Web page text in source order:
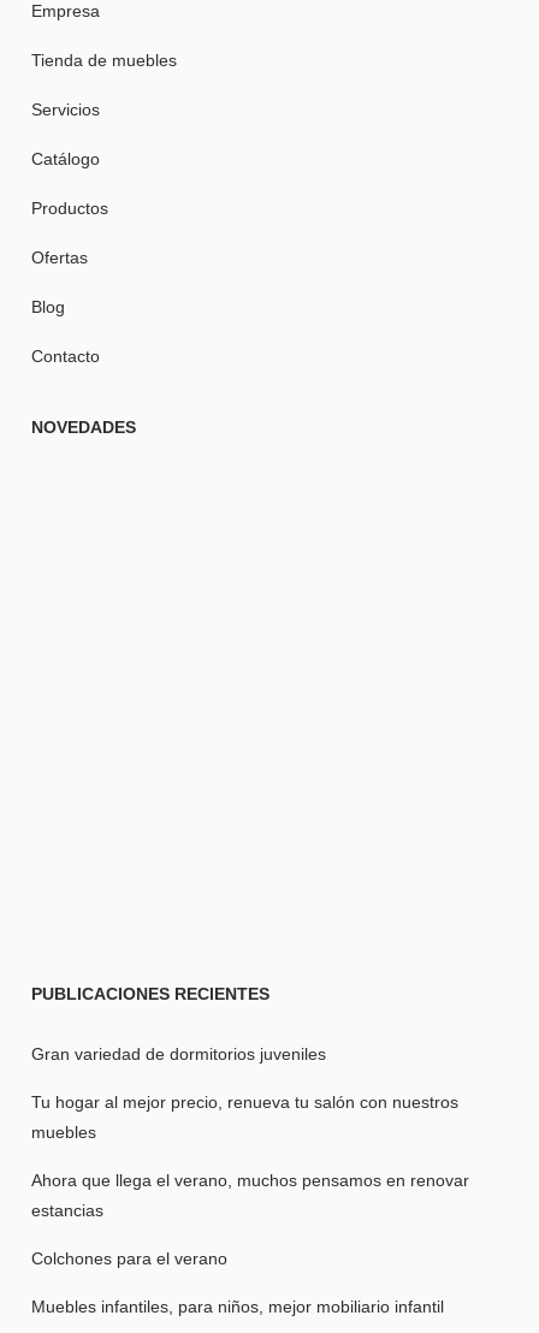
Empresa
Tienda de muebles
Servicios
Catálogo
Productos
Ofertas
Blog
Contacto
NOVEDADES
PUBLICACIONES RECIENTES
Gran variedad de dormitorios juveniles
Tu hogar al mejor precio, renueva tu salón con nuestros
muebles
Ahora que llega el verano, muchos pensamos en renovar
estancias
Colchones para el verano
Muebles infantiles, para niños, mejor mobiliario infantil